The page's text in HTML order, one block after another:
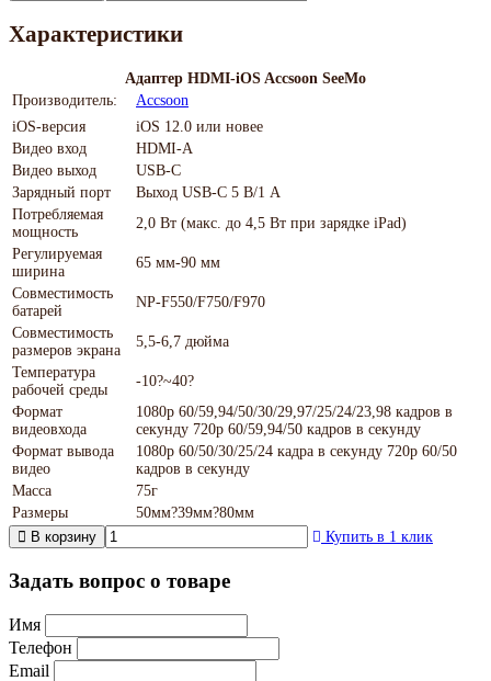
Характеристики
Адаптер HDMI-iOS Accsoon SeeMo
Производитель:
Accsoon
iOS-версия
iOS 12.0 или новее
Видео вход
HDMI-А
Видео выход
USB-C
Зарядный порт
Выход USB-C 5 В/1 А
Потребляемая
мощность
2,0 Вт (макс. до 4,5 Вт при зарядке iPad)
Регулируемая
ширина
65 мм-90 мм
Совместимость
батарей
NP-F550/F750/F970
Совместимость
размеров экрана
5,5-6,7 дюйма
Температура
рабочей среды
-10?~40?
Формат
видеовхода
1080p 60/59,94/50/30/29,97/25/24/23,98 кадров в
секунду 720p 60/59,94/50 кадров в секунду
Формат вывода
видео
1080p 60/50/30/25/24 кадра в секунду 720p 60/50
кадров в секунду
Масса
75г
Размеры
50мм?39мм?80мм
В корзину
Купить в 1 клик
Задать вопрос о товаре
Имя
Телефон
Email